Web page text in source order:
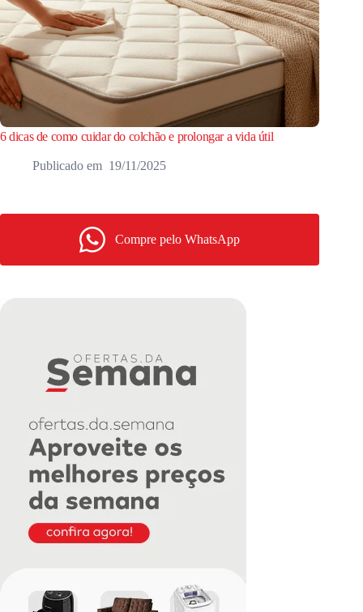
6 dicas de como cuidar do colchão e prolongar a vida útil
19/11/2025
Compre pelo WhatsApp